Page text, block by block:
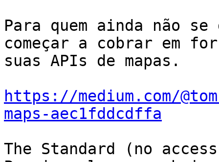
Para quem ainda não
começar a cobrar em
suas APIs de mapas.
https://medium.com/
maps-aec1fddcdffa
The Standard (no